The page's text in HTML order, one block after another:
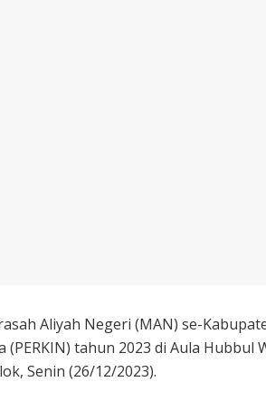
Aliyah Negeri (MAN) se-
tahun 2023 di Aula Hubbul
Senin (26/12/2023).